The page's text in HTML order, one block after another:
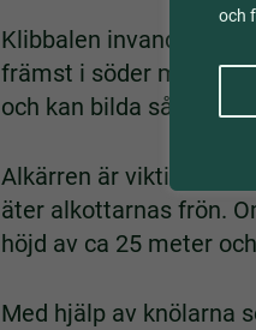
och
Klibbalen invandrade
främst i söder men
och kan bilda så
Alkärren är viktiga
äter alkottarnas frön.
höjd av ca 25 meter
Med hjälp av knölarna